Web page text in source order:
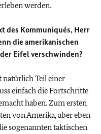
werden.
des Kommuniqués, Herr
die amerikanischen
Eifel verschwinden?
natürlich Teil einer
einfach die Fortschritte
haben. Zum ersten
von Amerika, aber eben
sogenannten taktischen